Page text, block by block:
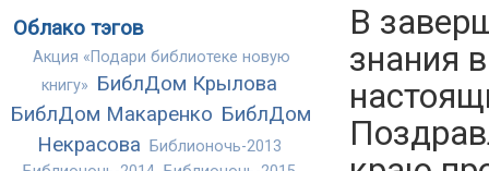
Облако тэгов
Акция «Подари библиотеке новую
книгу» БиблДом Крылова
БиблДом Макаренко БиблДом
Некрасова
Библионочь-2013
В
знания